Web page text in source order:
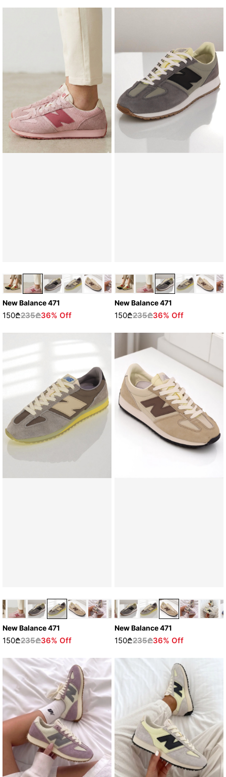
New Balance 471
150₾235₾36% Off
New Balance 471
150₾235₾36% Off
New Balance 471
150₾235₾36% Off
New Balance 471
150₾235₾36% Off